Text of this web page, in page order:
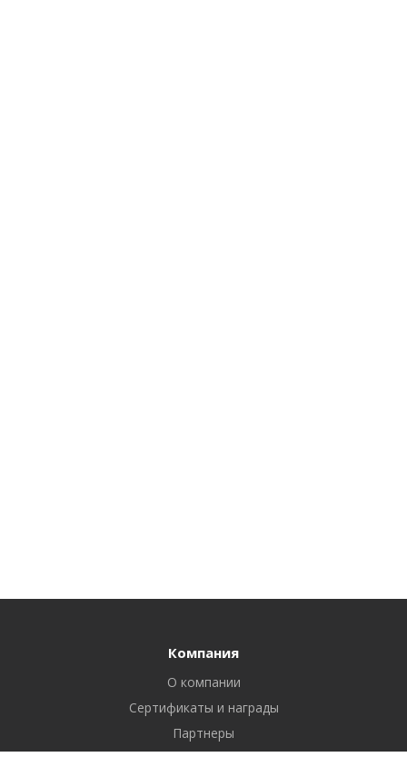
Компания
О компании
Сертификаты и награды
Партнеры